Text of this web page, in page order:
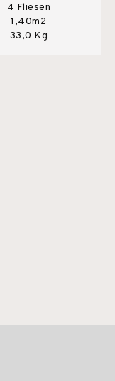
4 Fliesen
1,40m2
33,0 Kg